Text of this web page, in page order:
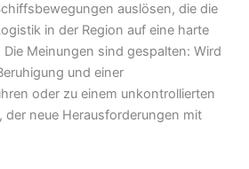
auslösen, die die
in der Region auf eine harte
Meinungen sind gespalten: Wird
und einer
oder zu einem unkontrollierten
der neue Herausforderungen mit